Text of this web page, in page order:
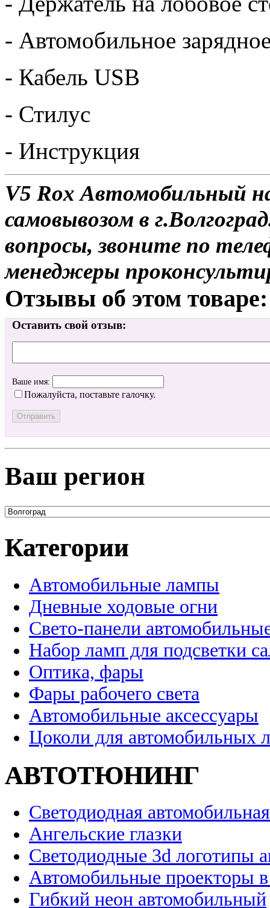
- Автомобильное
- Кабель USB
- Стилус
- Инструкция
V5 Rox Автомобильный
самовывозом в
вопросы, звоните по
менеджеры
Отзывы об этом товаре:
Оставить свой отзыв:
Ваше имя:
Пожалуйста, поставьте галочку.
Ваш регион
Категории
Автомобильные лампы
Дневные ходовые огни
Свето-панели
Набор ламп для подсветки
Оптика, фары
Фары рабочего света
Автомобильные аксессуары
Цоколи для автомобильных
АВТОТЮНИНГ
Светодиодная
Ангельские глазки
Светодиодные 3d логотипы
Автомобильные проекторы
Гибкий неон автомобильный